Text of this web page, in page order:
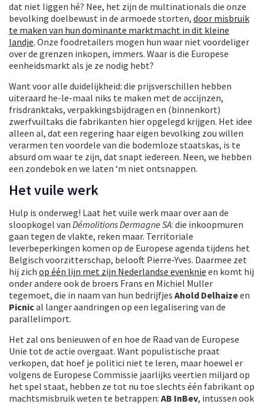
dat niet liggen hé? Nee, het zijn de multinationals die onze
bevolking doelbewust in de armoede storten, door misbruik
te maken van hun dominante marktmacht in dit kleine
landje. Onze foodretailers mogen hun waar niet voordeliger
over de grenzen inkopen, immers. Waar is die Europese
eenheidsmarkt als je ze nodig hebt?
Want voor alle duidelijkheid: die prijsverschillen hebben
uiteraard he-le-maal niks te maken met de accijnzen,
frisdranktaks, verpakkingsbijdragen en (binnenkort)
zwerfvuiltaks die fabrikanten hier opgelegd krijgen. Het idee
alleen al, dat een regering haar eigen bevolking zou willen
verarmen ten voordele van die bodemloze staatskas, is te
absurd om waar te zijn, dat snapt iedereen. Neen, we hebben
een zondebok en we laten ‘m niet ontsnappen.
Het vuile werk
Hulp is onderweg! Laat het vuile werk maar over aan de
sloopkogel van Démolitions Dermagne SA: die inkoopmuren
gaan tegen de vlakte, reken maar. Territoriale
leverbeperkingen komen op de Europese agenda tijdens het
Belgisch voorzitterschap, belooft Pierre-Yves. Daarmee zet
hij zich op één lijn met zijn Nederlandse evenknie en komt hij
onder andere ook de broers Frans en Michiel Muller
tegemoet, die in naam van hun bedrijfjes Ahold Delhaizeen
Picnical langer aandringen op een legalisering van de
parallelimport.
Het zal ons benieuwen of en hoe de Raad van de Europese
Unie tot de actie overgaat. Want populistische praat
verkopen, dat hoef je politici niet te leren, maar hoewel er
volgens de Europese Commissie jaarlijks veertien miljard op
het spel staat, hebben ze tot nu toe slechts één fabrikant op
machtsmisbruik weten te betrappen: AB InBev, intussen ook